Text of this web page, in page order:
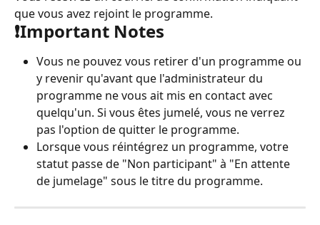
que vous avez rejoint le programme.
❗️Important Notes
Vous ne pouvez vous retirer d'un programme ou
y revenir qu'avant que l'administrateur du
programme ne vous ait mis en contact avec
quelqu'un. Si vous êtes jumelé, vous ne verrez
pas l'option de quitter le programme.
Lorsque vous réintégrez un programme, votre
statut passe de "Non participant" à "En attente
de jumelage" sous le titre du programme.